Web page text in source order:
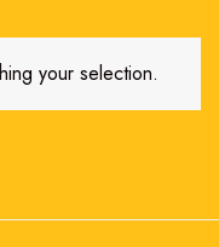
your selection.